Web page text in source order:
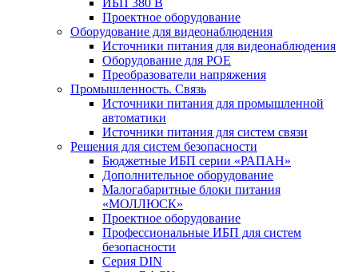
ИБП 380 В
Проектное оборудование
Оборудование для видеонаблюдения
Источники питания для видеонаблюдения
Оборудование для POE
Преобразователи напряжения
Промышленность. Связь
Источники питания для промышленной
автоматики
Источники питания для систем связи
Решения для систем безопасности
Бюджетные ИБП серии «РАПАН»
Дополнительное оборудование
Малогабаритные блоки питания
«МОЛЛЮСК»
Проектное оборудование
Профессиональные ИБП для систем
безопасности
Серия DIN